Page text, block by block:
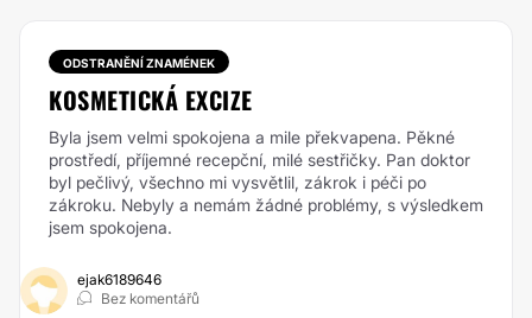
ODSTRANĚNÍ ZNAMÉNEK
KOSMETICKÁ EXCIZE
Byla jsem velmi spokojena a mile překvapena. Pěkné
prostředí, příjemné recepční, milé sestřičky. Pan doktor
byl pečlivý, všechno mi vysvětlil, zákrok i péči po
zákroku. Nebyly a nemám žádné problémy, s výsledkem
jsem spokojena.
ejak6189646
Bez komentářů